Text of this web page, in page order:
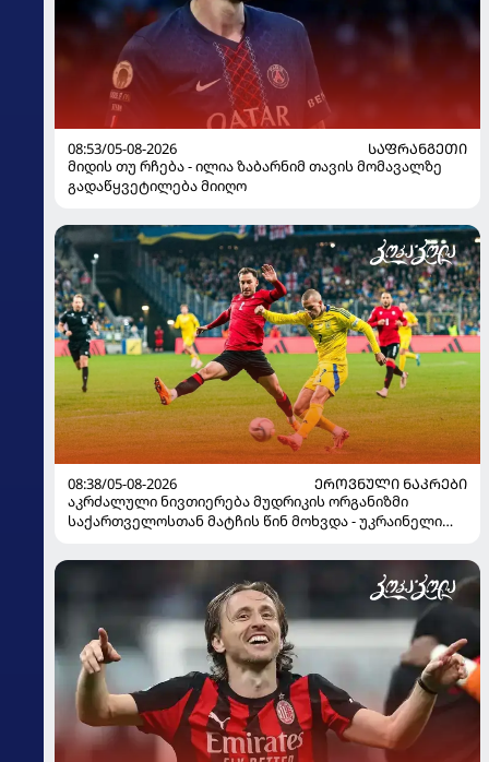
08:53/05-08-2026
ᲡᲐᲤᲠᲐᲜᲒᲔᲗᲘ
მიდის თუ რჩება - ილია ზაბარნიმ თავის მომავალზე
გადაწყვეტილება მიიღო
08:38/05-08-2026
ᲔᲠᲝᲕᲜᲣᲚᲘ ᲜᲐᲙᲠᲔᲑᲘ
აკრძალული ნივთიერება მუდრიკის ორგანიზმი
საქართველოსთან მატჩის წინ მოხვდა - უკრაინელი
ინფორმაციას ავრცელებს